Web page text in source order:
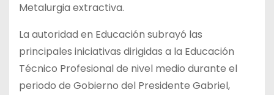
Metalurgia extractiva.
La autoridad en Educación subrayó las
principales iniciativas dirigidas a la Educación
Técnico Profesional de nivel medio durante el
periodo de Gobierno del Presidente Gabriel,